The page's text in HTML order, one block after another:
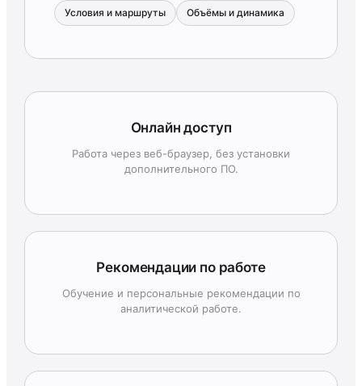
Условия и маршруты Объёмы и динамика
Онлайн доступ
Работа через веб-браузер, без установки
дополнительного ПО.
Рекомендации по работе
Обучение и персональные рекомендации по
аналитической работе.